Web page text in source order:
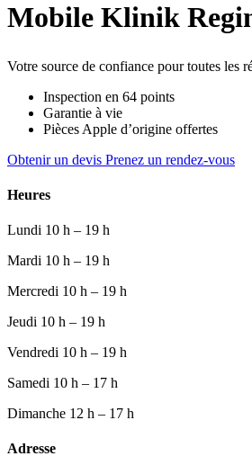
Mobile Klinik
Votre source de confiance pour toutes les
Inspection en 64 points
Garantie à vie
Pièces Apple d’origine offertes
Obtenir un devis Prenez un rendez-vous
Heures
Lundi 10 h – 19 h
Mardi 10 h – 19 h
Mercredi 10 h – 19 h
Jeudi 10 h – 19 h
Vendredi 10 h – 19 h
Samedi 10 h – 17 h
Dimanche 12 h – 17 h
Adresse